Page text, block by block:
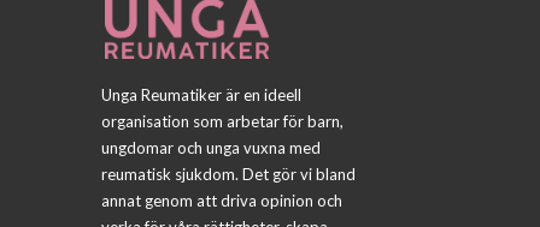
Unga Reumatiker är en ideell
organisation som arbetar för barn,
ungdomar och unga vuxna med
reumatisk sjukdom. Det gör vi bland
annat genom att driva opinion och